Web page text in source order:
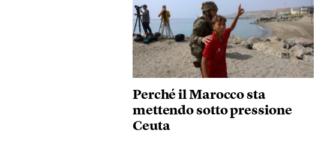
Perché il Marocco sta
mettendo sotto pressione
Ceuta